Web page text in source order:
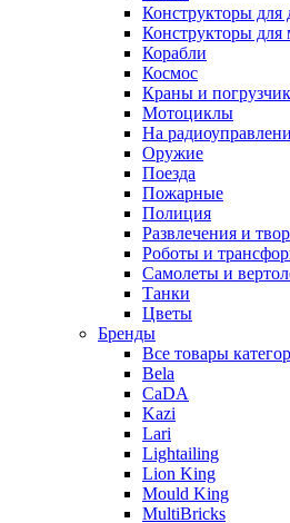
Конструкторы для
Конструкторы для
Корабли
Космос
Краны и
Мотоциклы
На
Оружие
Поезда
Пожарные
Полиция
Развлечения и
Роботы и
Самолеты и
Танки
Цветы
Бренды
Все товары
Bela
CaDA
Kazi
Lari
Lightailing
Lion King
Mould King
MultiBricks